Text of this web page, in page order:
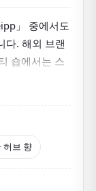
」 중에서도
다. 해외 브랜
숍에서는 스
는 뜻입니다.
잠들기 전의
허브 향